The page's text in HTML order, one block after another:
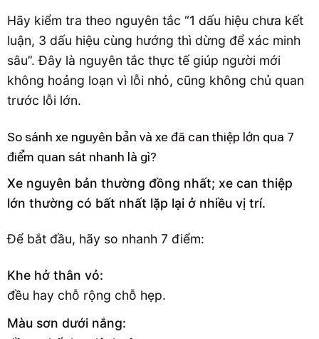
Hãy kiểm tra theo nguyên tắc “1 dấu hiệu chưa kết
luận, 3 dấu hiệu cùng hướng thì dừng để xác minh
sâu”. Đây là nguyên tắc thực tế giúp người mới
không hoảng loạn vì lỗi nhỏ, cũng không chủ quan
trước lỗi lớn.
So sánh xe nguyên bản và xe đã can thiệp lớn qua 7
điểm quan sát nhanh là gì?
Xe nguyên bản thường đồng nhất; xe can thiệp
lớn thường có bất nhất lặp lại ở nhiều vị trí.
Để bắt đầu, hãy so nhanh 7 điểm:
Khe hở thân vỏ:
đều hay chỗ rộng chỗ hẹp.
Màu sơn dưới nắng: